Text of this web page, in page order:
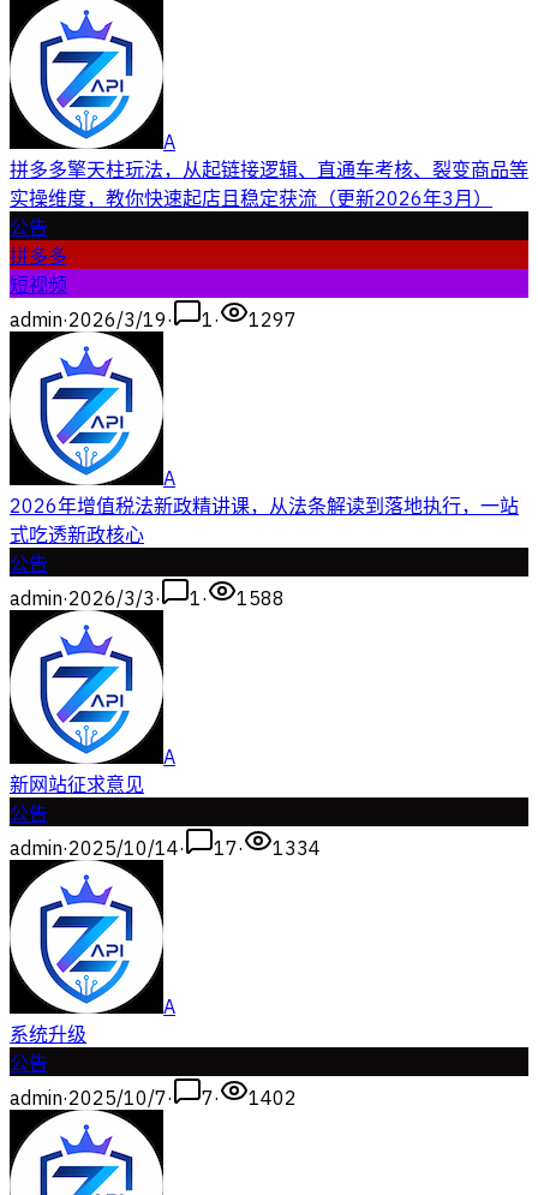
A
拼多多擎天柱玩法，从起链接逻辑、直通车考核、裂变商品等
实操维度，教你快速起店且稳定获流（更新2026年3月）
公告
拼多多
短视频
admin·2026/3/19· 1· 1297
A
2026年增值税法新政精讲课，从法条解读到落地执行，一站
式吃透新政核心
公告
admin·2026/3/3· 1· 1588
A
新网站征求意见
公告
admin·2025/10/14· 17· 1334
A
系统升级
公告
admin·2025/10/7· 7· 1402